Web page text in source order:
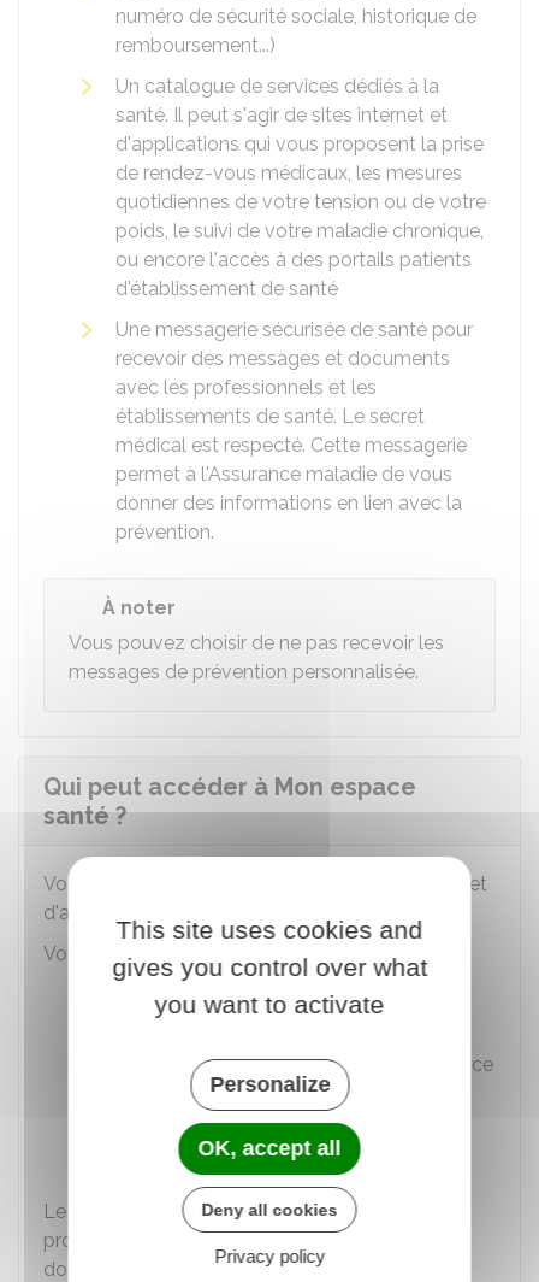
numéro de sécurité sociale, historique de
remboursement...)
Un catalogue de services dédiés à la
santé. Il peut s'agir de sites internet et
d'applications qui vous proposent la prise
de rendez-vous médicaux, les mesures
quotidiennes de votre tension ou de votre
poids, le suivi de votre maladie chronique,
ou encore l'accès à des portails patients
d'établissement de santé
Une messagerie sécurisée de santé pour
recevoir des messages et documents
avec les professionnels et les
établissements de santé. Le secret
médical est respecté. Cette messagerie
permet à l'Assurance maladie de vous
donner des informations en lien avec la
prévention.
À noter
Vous pouvez choisir de ne pas recevoir les
messages de prévention personnalisée.
Qui peut accéder à Mon espace
santé ?
Vous pouvez définir les règles de confidentialité et
d'accès à vos informations de santé.
Vous pouvez :
Bloquer l'accès à des professionnels de
santé
Masquer les documents de votre choix (ce
qui les rend invisibles aux professionnels
qui consultent ces documents de santé
via le dossier médical partagé).
Le détail des modalités de blocage des
professionnels de santé et de masquage des
documents peuvent être consultées dans la
This site uses cookies and
gives you control over what
you want to activate
Personalize
OK, accept all
Deny all cookies
Privacy policy